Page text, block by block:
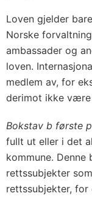
Loven gjelder
Norske
ambassader og
loven.
medlem av, for
derimot ikke
Bokstav b første
fullt ut eller i det
kommune.
rettssubjekter
rettssubjekter, for